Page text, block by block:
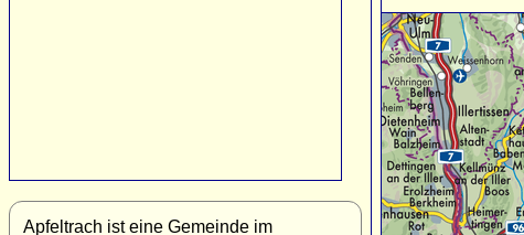
Apfeltrach ist eine Gemeinde im